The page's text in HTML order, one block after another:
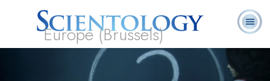
Europe (Brussels)
Wat is
Scientology?
Pastoraal
Werkers
Veelgestelde
vragen